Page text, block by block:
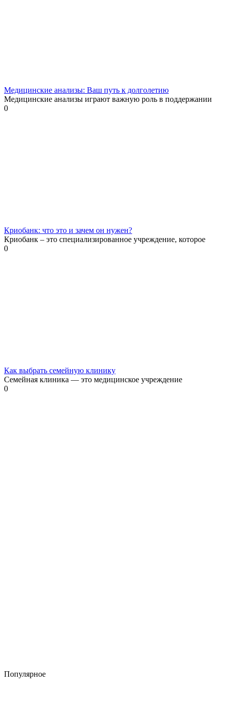
Медицинские анализы: Ваш путь к долголетию
Медицинские анализы играют важную роль в поддержании
0
Криобанк: что это и зачем он нужен?
Криобанк – это специализированное учреждение, которое
0
Как выбрать семейную клинику
Семейная клиника — это медицинское учреждение
0
Популярное